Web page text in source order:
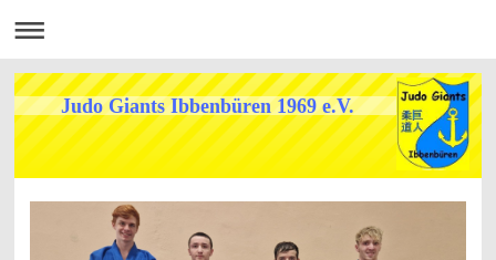
Judo Giants Ibbenbüren 1969 e.V.